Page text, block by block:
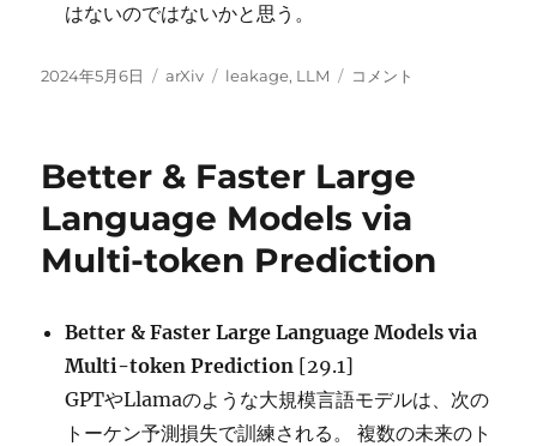
はないのではないかと思う。
投
2024年5月6日
カ
ー
arXiv
タ
leakage, LLM
A
Large
Language
Model
Performance
on
School
コメント
Better & Faster Large
Language Models via
Multi-token Prediction
Better & Faster Large Language Models via
Multi-token Prediction [29.1]
GPTやLlamaのような大規模言語モデルは、次の
トーケン予測損失で訓練される。 複数の未来のト